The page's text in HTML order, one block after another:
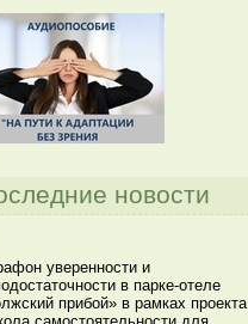
новости
уверенности и
в парке-отеле
прибой» в рамках проекта